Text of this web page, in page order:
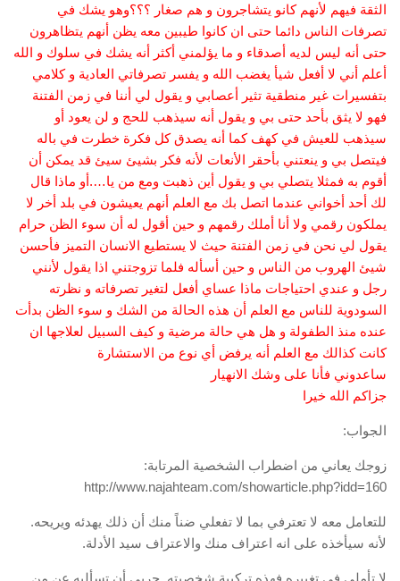
الثقة فيهم لأنهم كانو يتشاجرون و هم صغار ؟؟؟وهو يشك في
تصرفات الناس دائما حتى ان كانوا طيبين معه يظن أنهم يتظاهرون
حتى أنه ليس لديه أصدقاء و ما يؤلمني أكثر أنه يشك في سلوك و الله
أعلم أني لا أفعل شيأ يغضب الله و يفسر تصرفاتي العادية و كلامي
بتفسيرات غير منطقية تثير أعصابي و يقول لي أننا في زمن الفتنة
فهو لا يثق بأحد حتى بي و يقول أنه سيذهب للحج و لن يعود أو
سيذهب للعيش في كهف كما أنه يصدق كل فكرة خطرت في باله
فيتصل بي و ينعتني بأحقر الأنعات لأنه فكر بشيئ سيئ قد يمكن أن
أقوم به فمثلا يتصلي بي و يقول أين ذهبت ومع من يا….أو ماذا قال
لك أحد أخواني عندما اتصل بك مع العلم أنهم يعيشون في بلد أخر لا
يملكون رقمي ولا أنا أملك رقمهم و حين أقول له أن سوء الظن حرام
يقول لي نحن في زمن الفتنة حيث لا يستطيع الانسان التميز فأحسن
شيئ الهروب من الناس و حين أسأله فلما تزوجتني اذا يقول لأنني
رجل و عندي احتياجات ماذا عساي أفعل لتغير تصرفاته و نظرته
السودوية للناس مع العلم أن هذه الحالة من الشك و سوء الظن بدأت
عنده منذ الطفولة و هل هي حالة مرضية و كيف السبيل لعلاجها ان
كانت كذالك مع العلم أنه يرفض أي نوع من الاستشارة
ساعدوني فأنا على وشك الانهيار
جزاكم الله خيرا
الجواب:
زوجك يعاني من اضطراب الشخصية المرتابة:
http://www.najahteam.com/showarticle.php?idd=160
للتعامل معه لا تعترفي بما لا تفعلي ضناً منك أن ذلك يهدئه ويريحه.
لأنه سيأخذه على انه اعتراف منك والاعتراف سيد الأدلة.
لا تأملي في تغييره فهذه تركيبة شخصيته. جربي أن تسأليه عن من